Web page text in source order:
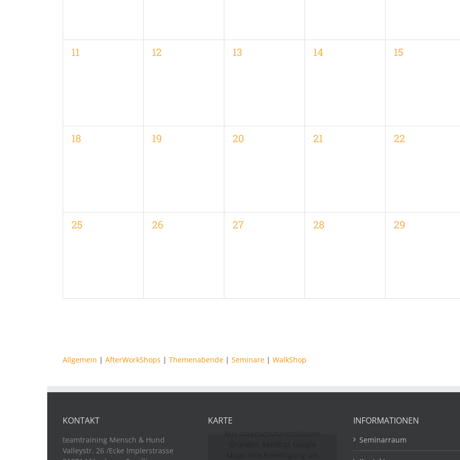
0
11
0
12
0
13
0
14
0
15
0
18
0
19
0
20
0
21
0
22
0
25
0
26
0
27
0
28
0
29
Allgemein | AfterWorkShops | Themenabende | Seminare | WalkShop
KONTAKT
teamtraining Mensch & Hund
Valleystr. 26 /Ecke Implerstrasse
KARTE INFORMATIONEN
Seminarraum